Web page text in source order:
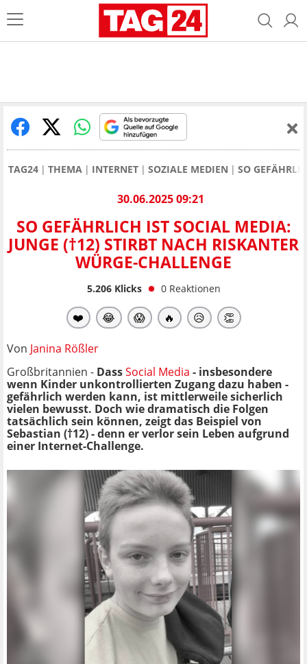
TAG24 THEMA INTERNET SOZIALE MEDIEN SO
30.06.2025 09:21
SO GEFÄHRLICH IST SOCIAL MEDIA:
JUNGE (†12) STIRBT NACH RISKANTER
WÜRGE-CHALLENGE
5.206Klicks 0 Reaktionen
❤️ 😂 😱 🔥 😥 👏
Von Janina Rößler
Großbritannien - DassSocial Media - insbesondere
wenn Kinder unkontrollierten Zugang dazu haben -
gefährlich werden kann, ist mittlerweile sicherlich
vielen bewusst. Doch wie dramatisch die Folgen
tatsächlich sein können, zeigt das Beispiel von
Sebastian (†12) - denn er verlor sein Leben aufgrund
einer Internet-Challenge.